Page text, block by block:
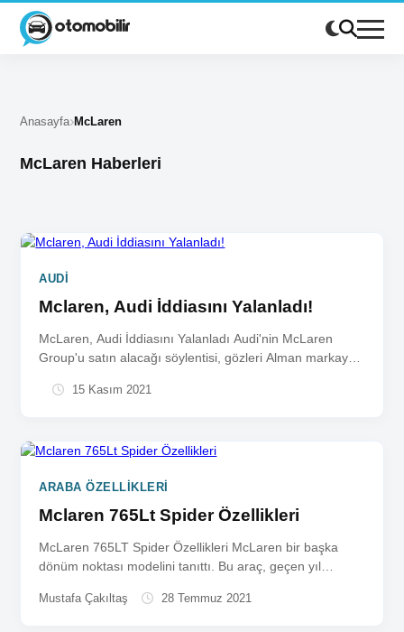
Anasayfa McLaren
McLaren Haberleri
AUDI
Mclaren, Audi İddiasını Yalanladı!
McLaren, Audi İddiasını Yalanladı Audi'nin McLaren
Group'u satın alacağı söylentisi, gözleri Alman markaya
15 Kasım 2021
ARABA ÖZELLIKLERI
Mclaren 765Lt Spider Özellikleri
McLaren 765LT Spider Özellikleri McLaren bir başka
dönüm noktası modelini tanıttı. Bu araç, geçen yıl
Mustafa Çakıltaş 28 Temmuz 2021